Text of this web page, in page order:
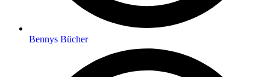
Bennys Bücher